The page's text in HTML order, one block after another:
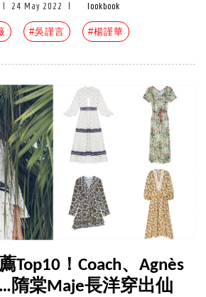
24 May 2022 lookbook
#吳謹言 #楊謹華
Top10！Coach、Agnès
隋棠Maje長洋穿出仙